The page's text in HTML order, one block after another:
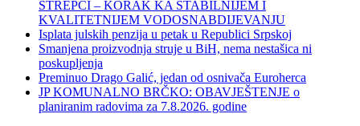
ŠTREPCI – KORAK KA STABILNIJEM I
KVALITETNIJEM VODOSNABDIJEVANJU
Isplata julskih penzija u petak u Republici Srpskoj
Smanjena proizvodnja struje u BiH, nema nestašica ni
poskupljenja
Preminuo Drago Galić, jedan od osnivača Euroherca
JP KOMUNALNO BRČKO: OBAVJEŠTENJE o
planiranim radovima za 7.8.2026. godine